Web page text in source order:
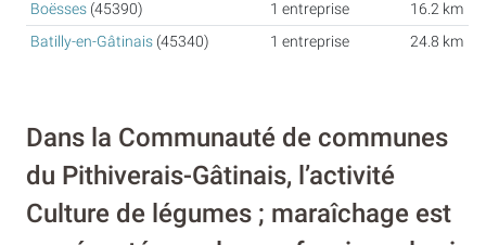
Boësses (45390) 1 entreprise
16.2 km
Batilly-en-Gâtinais (45340) 1 entreprise 24.8 km
Dans la Communauté de communes
du Pithiverais-Gâtinais, l’activité
Culture de légumes ; maraîchage est